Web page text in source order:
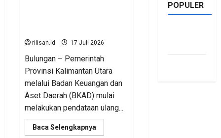
rilisan.id 17 Juli 2026
Bulungan – Pemerintah
Provinsi Kalimantan Utara
melalui Badan Keuangan dan
Aset Daerah (BKAD) mulai
melakukan pendataan ulang...
Baca Selengkapnya
more
POPULER